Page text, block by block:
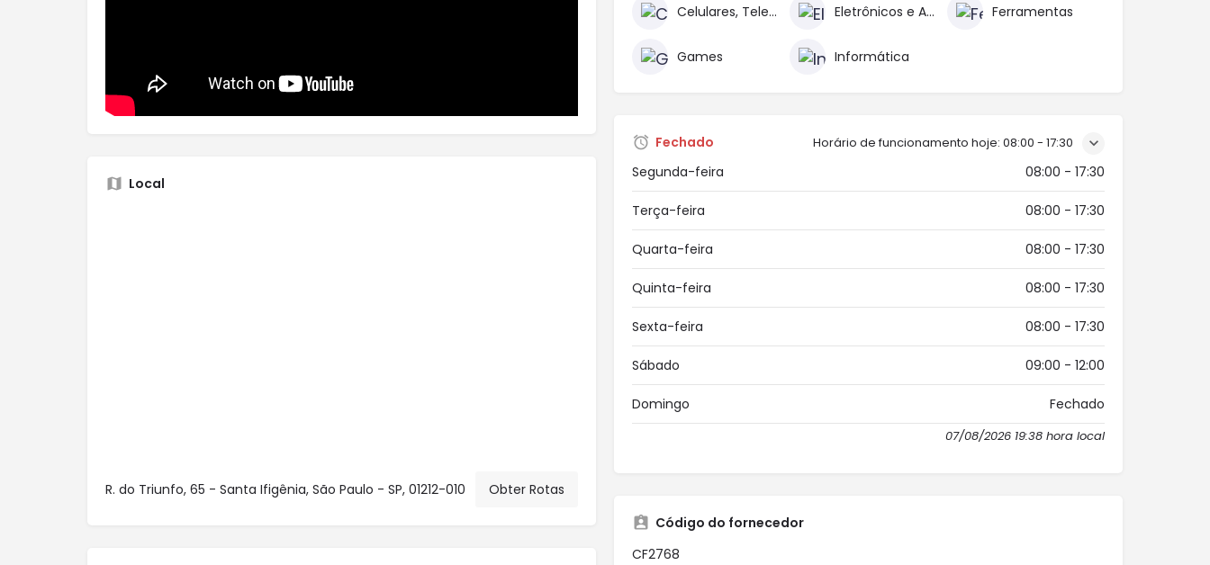
Local
R. do Triunfo, 65 - Santa Ifigênia, São Paulo - SP, 01212-010 Obter Rotas
Celulares, Telefones e Acessórios Eletrônicos e Acessórios Ferramentas
Games Informática
Fechado Horário de funcionamento hoje: 08:00 - 17:30
Segunda-feira 08:00 - 17:30
Terça-feira 08:00 - 17:30
Quarta-feira 08:00 - 17:30
Quinta-feira 08:00 - 17:30
Sexta-feira 08:00 - 17:30
Sábado 09:00 - 12:00
Domingo Fechado
07/08/2026 19:38 hora local
Código do fornecedor
CF2768